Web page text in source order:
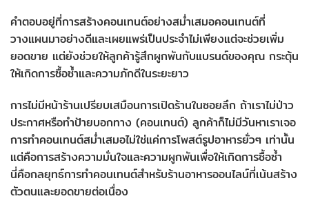
คำตอบอยู่ที่การสร้างคอนเทนต์อย่างสม่ำเสมอคอนเทนต์ที่
วางแผนมาอย่างดีและเผยแพร่เป็นประจำไม่เพียงแต่จะช่วยเพิ่ม
ยอดขาย แต่ยังช่วยให้ลูกค้ารู้สึกผูกพันกับแบรนด์ของคุณ กระตุ้น
ให้เกิดการซื้อซ้ำและความภักดีในระยะยาว
การไม่มีหน้าร้านเปรียบเสมือนการเปิดร้านในซอยลึก ถ้าเราไม่ป่าว
ประกาศหรือทำป้ายบอกทาง (คอนเทนต์) ลูกค้าก็ไม่มีวันหาเราเจอ
การทำคอนเทนต์สม่ำเสมอไม่ใช่แค่การโพสต์รูปอาหารยั่วๆ เท่านั้น
แต่คือการสร้างความมั่นใจและความผูกพันเพื่อให้เกิดการซื้อซ้ำ
นี่คือกลยุทธ์การทำคอนเทนต์สำหรับร้านอาหารออนไลน์ที่เน้นสร้าง
ตัวตนและยอดขายต่อเนื่อง